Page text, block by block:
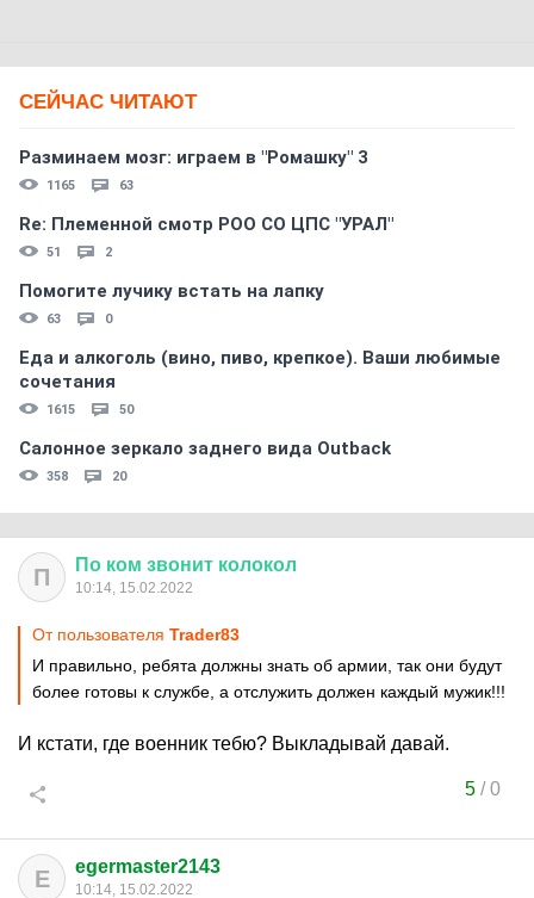
СЕЙЧАС ЧИТАЮТ
Разминаем мозг: играем в "Ромашку" 3
1165 63
Re: Племеннoй смoтр РOO CO ЦПС "УРАЛ"
51 2
Помогите лучику встать на лапку
63 0
Еда и алкоголь (вино, пиво, крепкое). Ваши любимые
сочетания
1615 50
Салонное зеркало заднего вида Outback
358 20
П По ком звонит колокол
10:14, 15.02.2022
От пользователя Trader83
И правильно, ребята должны знать об армии, так они будут
более готовы к службе, а отслужить должен каждый мужик!!!
И кстати, где военник тебю? Выкладывай давай.
5/0
E egermaster2143
10:14, 15.02.2022